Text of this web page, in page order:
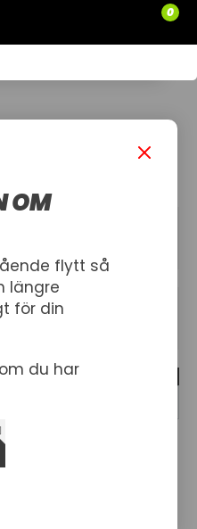
0
SLÄPVAGNAR
OM
flytt så
längre
för din
du har